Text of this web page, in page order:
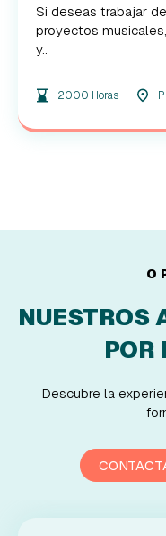
Si deseas trabajar
proyectos
y..
2000 Horas
NUESTROS
POR
Descubre la